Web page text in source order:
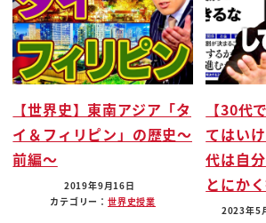
いただいたのはこちらの本ですねー
4
最近出たんですね完全菜食があなた
水ガンというね地球を救って言わ
ぇ
24時間テレビ以来んですけどもっ
ち窮するちょっと大きいすぎる
テーマでちょっとって思うんですけ
ながち
【世界史】東南アジア「タ
イ＆フィリピン」の歴史〜
前編〜
2019年9月16日
カテゴリー： 世界史授業
【30代
てはい
代は自
とにか
2023年5